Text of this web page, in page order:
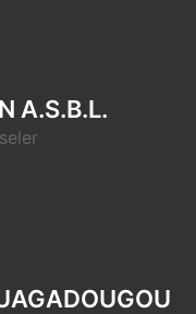
A.S.B.L.